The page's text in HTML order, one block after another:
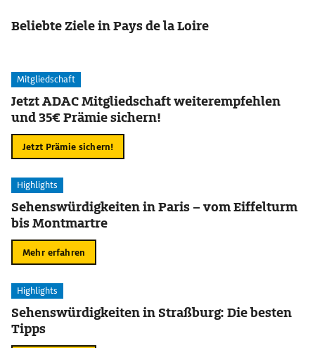
Beliebte Ziele in Pays de la Loire
Mitgliedschaft
Jetzt ADAC Mitgliedschaft weiterempfehlen
und 35€ Prämie sichern!
Jetzt Prämie sichern!
Highlights
Sehenswürdigkeiten in Paris – vom Eiffelturm
bis Montmartre
Mehr erfahren
Highlights
Sehenswürdigkeiten in Straßburg: Die besten
Tipps